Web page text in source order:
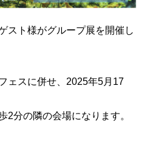
スト様がグループ展を開催し
ェスに併せ、2025年5月17
2分の隣の会場になります。